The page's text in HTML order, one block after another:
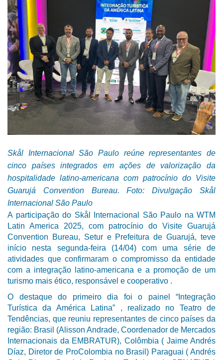
Skål Internacional São Paulo reúne representantes de
cinco países integrados em ações de valorização da
hospitalidade latino-americana com patrocínio do Visite
Guarujá Convention Bureau. Foto: Divulgação Skål
Internacional São Paulo
A participação do Skål Internacional São Paulo na WTM
Latin America 2025, com patrocínio do Visite Guarujá
Convention Bureau, Setur e Prefeitura de Guarujá, teve
início nesta segunda-feira (14/04) com uma série de
atividades que confirmaram o compromisso da entidade
com a integração latino-americana e a promoção de um
turismo mais ético, responsável e cooperativo .
O destaque do primeiro dia foi o painel “Integração
Turística da América Latina” , realizado no Teatro de
Tendências, que reuniu representantes de cinco países da
região: Brasil (Alisson Andrade, Coordenador de Mercados
Internacionais da EMBRATUR), Colômbia ( Jaime Andrés
Díaz, Diretor de ProColombia no Brasil) Paraguai ( Andrés